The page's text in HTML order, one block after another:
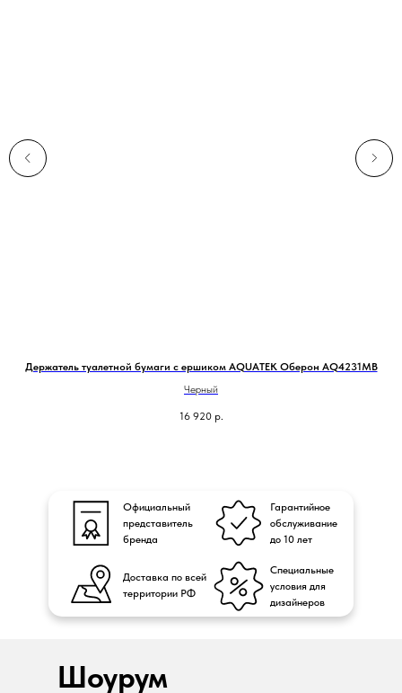
Держатель туалетной бумаги с ершиком AQUATEK Оберон AQ4231MB
Черный
16 920 р.
Официальный
представитель
бренда
Доставка по всей
территории РФ
Гарантийное
обслуживание
до 10 лет
Специальные
условия для
дизайнеров
Шоурум